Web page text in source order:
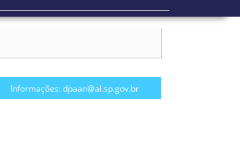
Informações: dpaan@al.sp.gov.br